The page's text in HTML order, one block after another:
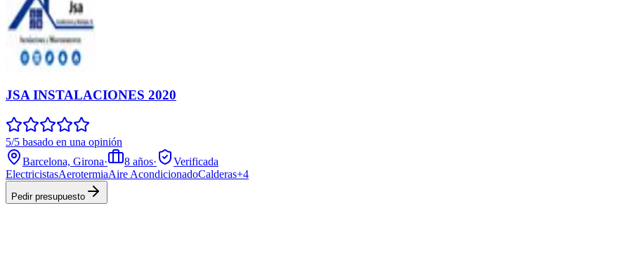
JSA INSTALACIONES 2020
5/5 basado en una opinión
Barcelona, Girona· 8 años·
Verificada
ElectricistasAerotermiaAire AcondicionadoCalderas+4
Pedir presupuesto